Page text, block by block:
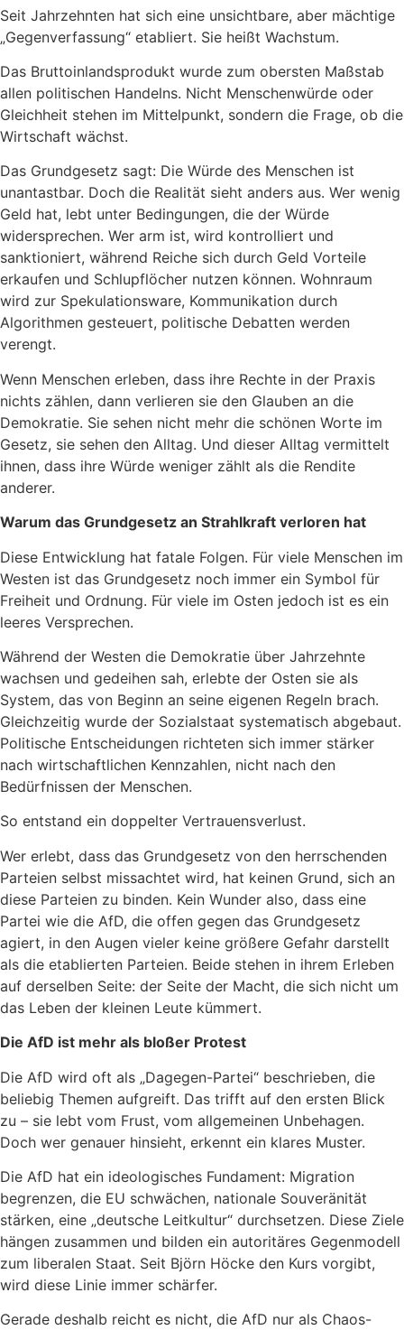
Seit Jahrzehnten hat sich eine unsichtbare, aber mächtige
„Gegenverfassung“ etabliert. Sie heißt Wachstum.
Das Bruttoinlandsprodukt wurde zum obersten Maßstab
allen politischen Handelns. Nicht Menschenwürde oder
Gleichheit stehen im Mittelpunkt, sondern die Frage, ob die
Wirtschaft wächst.
Das Grundgesetz sagt: Die Würde des Menschen ist
unantastbar. Doch die Realität sieht anders aus. Wer wenig
Geld hat, lebt unter Bedingungen, die der Würde
widersprechen. Wer arm ist, wird kontrolliert und
sanktioniert, während Reiche sich durch Geld Vorteile
erkaufen und Schlupflöcher nutzen können. Wohnraum
wird zur Spekulationsware, Kommunikation durch
Algorithmen gesteuert, politische Debatten werden
verengt.
Wenn Menschen erleben, dass ihre Rechte in der Praxis
nichts zählen, dann verlieren sie den Glauben an die
Demokratie. Sie sehen nicht mehr die schönen Worte im
Gesetz, sie sehen den Alltag. Und dieser Alltag vermittelt
ihnen, dass ihre Würde weniger zählt als die Rendite
anderer.
Warum das Grundgesetz an Strahlkraft verloren hat
Diese Entwicklung hat fatale Folgen. Für viele Menschen im
Westen ist das Grundgesetz noch immer ein Symbol für
Freiheit und Ordnung. Für viele im Osten jedoch ist es ein
leeres Versprechen.
Während der Westen die Demokratie über Jahrzehnte
wachsen und gedeihen sah, erlebte der Osten sie als
System, das von Beginn an seine eigenen Regeln brach.
Gleichzeitig wurde der Sozialstaat systematisch abgebaut.
Politische Entscheidungen richteten sich immer stärker
nach wirtschaftlichen Kennzahlen, nicht nach den
Bedürfnissen der Menschen.
So entstand ein doppelter Vertrauensverlust.
Wer erlebt, dass das Grundgesetz von den herrschenden
Parteien selbst missachtet wird, hat keinen Grund, sich an
diese Parteien zu binden. Kein Wunder also, dass eine
Partei wie die AfD, die offen gegen das Grundgesetz
agiert, in den Augen vieler keine größere Gefahr darstellt
als die etablierten Parteien. Beide stehen in ihrem Erleben
auf derselben Seite: der Seite der Macht, die sich nicht um
das Leben der kleinen Leute kümmert.
Die AfD ist mehr als bloßer Protest
Die AfD wird oft als „Dagegen-Partei“ beschrieben, die
beliebig Themen aufgreift. Das trifft auf den ersten Blick
zu – sie lebt vom Frust, vom allgemeinen Unbehagen.
Doch wer genauer hinsieht, erkennt ein klares Muster.
Die AfD hat ein ideologisches Fundament: Migration
begrenzen, die EU schwächen, nationale Souveränität
stärken, eine „deutsche Leitkultur“ durchsetzen. Diese Ziele
hängen zusammen und bilden ein autoritäres Gegenmodell
zum liberalen Staat. Seit Björn Höcke den Kurs vorgibt,
wird diese Linie immer schärfer.
Gerade deshalb reicht es nicht, die AfD nur als Chaos-